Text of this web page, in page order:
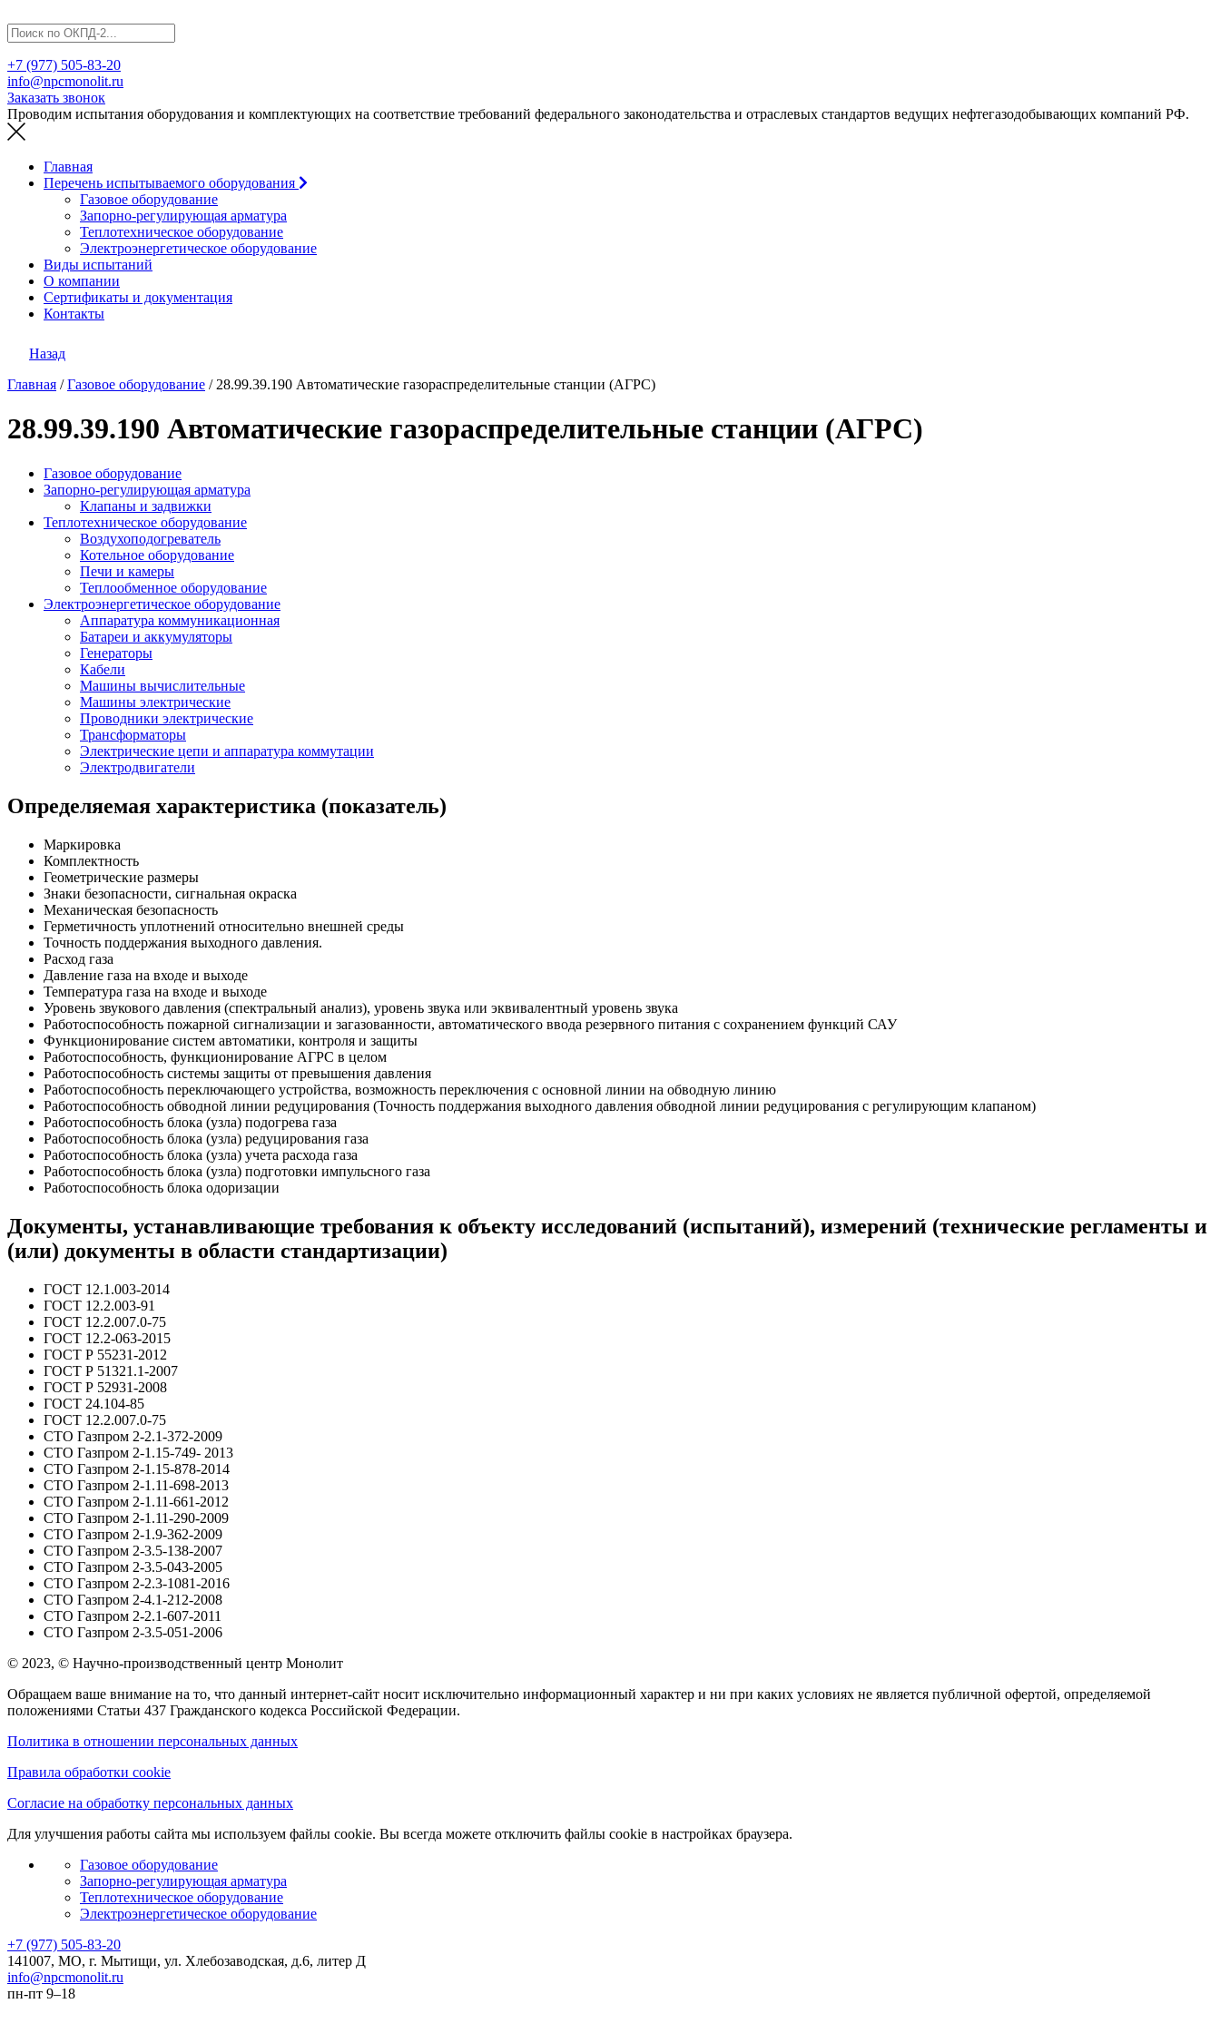
+7 (977) 505-83-20
info@npcmonolit.ru
Заказать звонок
Проводим испытания оборудования и комплектующих на соответствие требований федерального законодательства и отраслевых стандартов ведущих нефтегазодобывающих компаний РФ.
Главная
Перечень испытываемого оборудования
Газовое оборудование
Запорно-регулирующая арматура
Теплотехническое оборудование
Электроэнергетическое оборудование
Виды испытаний
О компании
Сертификаты и документация
Контакты
Назад
Главная /Газовое оборудование / 28.99.39.190 Автоматические газораспределительные станции (АГРС)
28.99.39.190 Автоматические газораспределительные станции (АГРС)
Газовое оборудование
Запорно-регулирующая арматура
Клапаны и задвижки
Теплотехническое оборудование
Воздухоподогреватель
Котельное оборудование
Печи и камеры
Теплообменное оборудование
Электроэнергетическое оборудование
Аппаратура коммуникационная
Батареи и аккумуляторы
Генераторы
Кабели
Машины вычислительные
Машины электрические
Проводники электрические
Трансформаторы
Электрические цепи и аппаратура коммутации
Электродвигатели
Определяемая характеристика (показатель)
Маркировка
Комплектность
Геометрические размеры
Знаки безопасности, сигнальная окраска
Механическая безопасность
Герметичность уплотнений относительно внешней среды
Точность поддержания выходного давления.
Расход газа
Давление газа на входе и выходе
Температура газа на входе и выходе
Уровень звукового давления (спектральный анализ), уровень звука или эквивалентный уровень звука
Работоспособность пожарной сигнализации и загазованности, автоматического ввода резервного питания с сохранением функций САУ
Функционирование систем автоматики, контроля и защиты
Работоспособность, функционирование АГРС в целом
Работоспособность системы защиты от превышения давления
Работоспособность переключающего устройства, возможность переключения с основной линии на обводную линию
Работоспособность обводной линии редуцирования (Точность поддержания выходного давления обводной линии редуцирования с регулирующим клапаном)
Работоспособность блока (узла) подогрева газа
Работоспособность блока (узла) редуцирования газа
Работоспособность блока (узла) учета расхода газа
Работоспособность блока (узла) подготовки импульсного газа
Работоспособность блока одоризации
Документы, устанавливающие требования к объекту исследований (испытаний), измерений (технические регламенты и
(или) документы в области стандартизации)
ГОСТ 12.1.003-2014
ГОСТ 12.2.003-91
ГОСТ 12.2.007.0-75
ГОСТ 12.2-063-2015
ГОСТ Р 55231-2012
ГОСТ Р 51321.1-2007
ГОСТ Р 52931-2008
ГОСТ 24.104-85
ГОСТ 12.2.007.0-75
СТО Газпром 2-2.1-372-2009
СТО Газпром 2-1.15-749- 2013
СТО Газпром 2-1.15-878-2014
СТО Газпром 2-1.11-698-2013
СТО Газпром 2-1.11-661-2012
СТО Газпром 2-1.11-290-2009
СТО Газпром 2-1.9-362-2009
СТО Газпром 2-3.5-138-2007
СТО Газпром 2-3.5-043-2005
СТО Газпром 2-2.3-1081-2016
СТО Газпром 2-4.1-212-2008
СТО Газпром 2-2.1-607-2011
СТО Газпром 2-3.5-051-2006
© 2023, © Научно-производственный центр Монолит
Обращаем ваше внимание на то, что данный интернет-сайт носит исключительно информационный характер и ни при каких условиях не является публичной офертой, определяемой
положениями Статьи 437 Гражданского кодекса Российской Федерации.
Политика в отношении персональных данных
Правила обработки cookie
Согласие на обработку персональных данных
Для улучшения работы сайта мы используем файлы cookie. Вы всегда можете отключить файлы cookie в настройках браузера.
Газовое оборудование
Запорно-регулирующая арматура
Теплотехническое оборудование
Электроэнергетическое оборудование
+7 (977) 505-83-20
141007, МО, г. Мытищи, ул. Хлебозаводская, д.6, литер Д
info@npcmonolit.ru
пн-пт 9–18